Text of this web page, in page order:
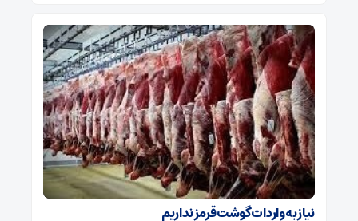
نیاز به واردات گوشت قرمز نداریم